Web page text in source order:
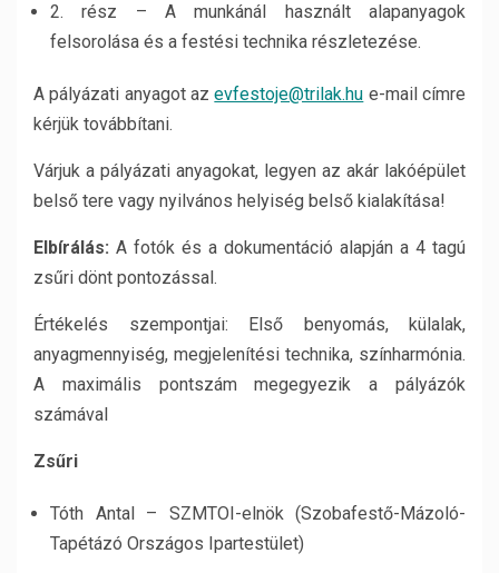
2. rész – A munkánál használt alapanyagok
felsorolása és a festési technika részletezése.
A pályázati anyagot azevfestoje@trilak.hu e-mail címre
kérjük továbbítani.
Várjuk a pályázati anyagokat, legyen az akár lakóépület
belső tere vagy nyilvános helyiség belső kialakítása!
Elbírálás: A fotók és a dokumentáció alapján a 4 tagú
zsűri dönt pontozással.
Értékelés szempontjai: Első benyomás, külalak,
anyagmennyiség, megjelenítési technika, színharmónia.
A maximális pontszám megegyezik a pályázók
számával
Zsűri
Tóth Antal – SZMTOI-elnök (Szobafestő-Mázoló-
Tapétázó Országos Ipartestület)